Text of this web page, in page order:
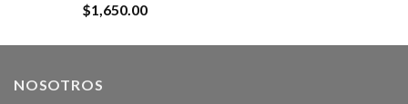
$1,650.00
NOSOTROS